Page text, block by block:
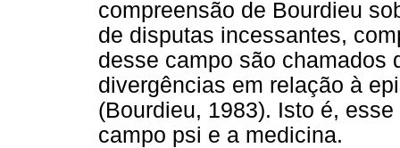
compreensão de Bourdieu
de disputas incessantes,
desse campo são chamados
divergências em relação à
(Bourdieu, 1983). Isto é,
campo psi e a medicina.